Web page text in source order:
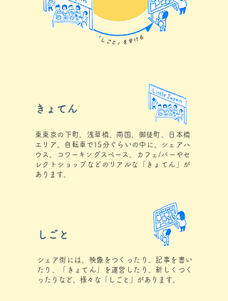
きょてん
東東京の下町、浅草橋、両国、御徒町、日本橋
エリア。自転車で15分ぐらいの中に、シェアハ
ウス、コワーキングスペース、カフェ/バーやセ
レクトショップなどのリアルな「きょてん」が
あります。
しごと
シェア街には、映像をつくったり、記事を書い
たり、「きょてん」を運営したり、新しくつく
ったりなど、様々な「しごと」があります。